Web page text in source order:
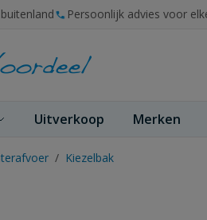
Persoonlijk advies voor
Uitverkoop Merken
/ Kiezelbak